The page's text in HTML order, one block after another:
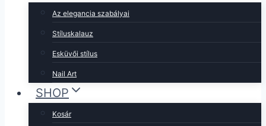
Az elegancia szabályai
Stíluskalauz
Esküvői stílus
Nail Art
SHOP
Kosár